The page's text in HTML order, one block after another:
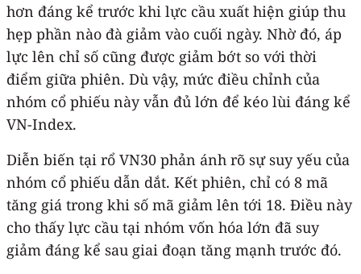
hơn đáng kể trước khi lực cầu xuất hiện giúp thu
hẹp phần nào đà giảm vào cuối ngày. Nhờ đó, áp
lực lên chỉ số cũng được giảm bớt so với thời
điểm giữa phiên. Dù vậy, mức điều chỉnh của
nhóm cổ phiếu này vẫn đủ lớn để kéo lùi đáng kể
VN-Index.
Diễn biến tại rổ VN30 phản ánh rõ sự suy yếu của
nhóm cổ phiếu dẫn dắt. Kết phiên, chỉ có 8 mã
tăng giá trong khi số mã giảm lên tới 18. Điều này
cho thấy lực cầu tại nhóm vốn hóa lớn đã suy
giảm đáng kể sau giai đoạn tăng mạnh trước đó.